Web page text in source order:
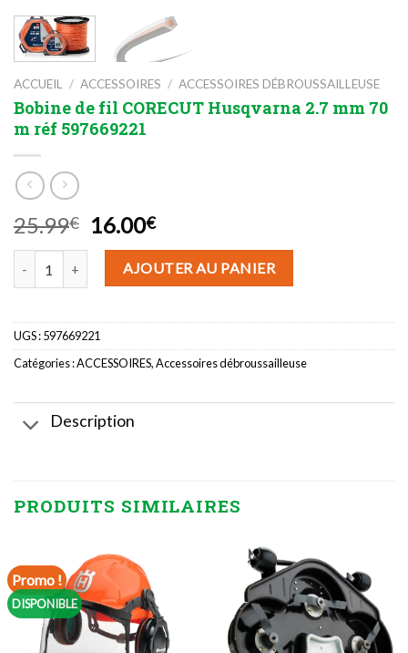
ACCUEIL / ACCESSOIRES / ACCESSOIRES DÉBROUSSAILLEUSE
Bobine de fil CORECUT Husqvarna 2.7 mm 70
m réf 597669221
25.99€
Le
prix
initial
était :
16.00€Le
prix
actuel
est :
AJOUTER AU PANIER
UGS :597669221
Catégories :ACCESSOIRES,Accessoires débroussailleuse
Description
PRODUITS SIMILAIRES
Promo !
DISPONIBLE